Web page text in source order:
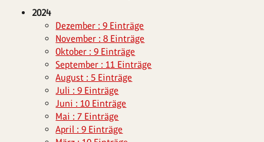
2024
Dezember : 9 Einträge
November : 8 Einträge
Oktober : 9 Einträge
September : 11 Einträge
August : 5 Einträge
Juli : 9 Einträge
Juni : 10 Einträge
Mai : 7 Einträge
April : 9 Einträge